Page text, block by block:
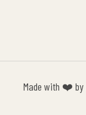
Made with ❤️ by